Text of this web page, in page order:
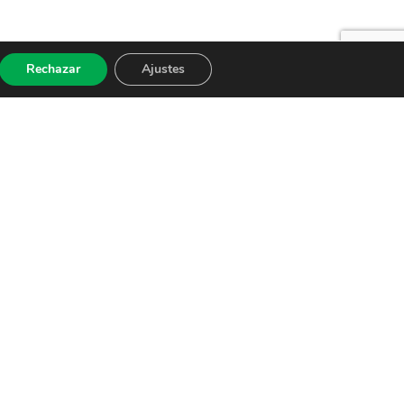
Rechazar Ajustes